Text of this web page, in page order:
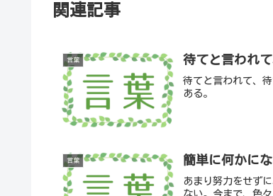
関連記事
言葉 待てと言われ
待てと言われて、
ある。
言葉 簡単に何かに
あまり努力をせず
ない。今まで、色